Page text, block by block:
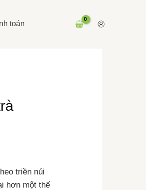
toán
triền núi
hơn một thế